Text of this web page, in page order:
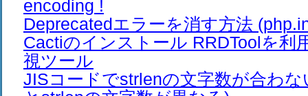
encoding !
Deprecatedエラーを消す方法
Cactiのインストール RRDToolを利
視ツール
JISコードでstrlenの文字数が合わな